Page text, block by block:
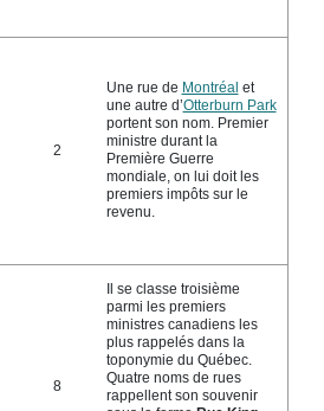
2
Une rue de Montréal et
une autre d’Otterburn Park
portent son nom. Premier
ministre durant la
Première Guerre
mondiale, on lui doit les
premiers impôts sur le
revenu.
8
Il se classe troisième
parmi les premiers
ministres canadiens les
plus rappelés dans la
toponymie du Québec.
Quatre noms de rues
rappellent son souvenir